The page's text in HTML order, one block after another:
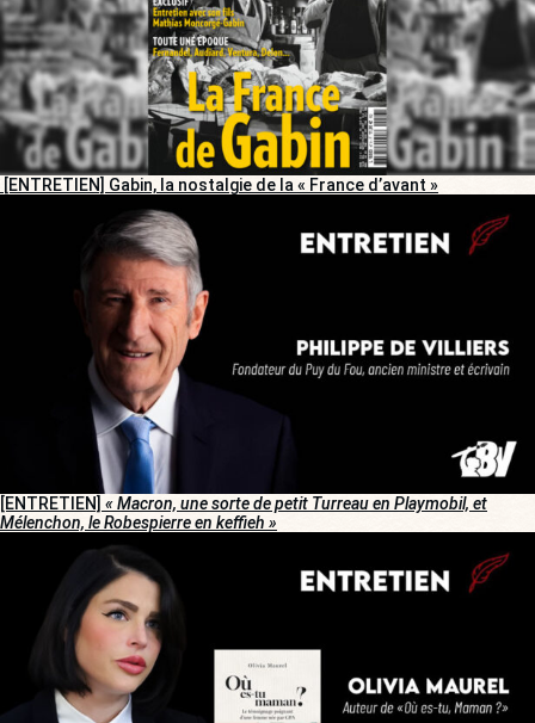
[ENTRETIEN] Gabin, la nostalgie de la « France d’avant »
[ENTRETIEN] « Macron, une sorte de petit Turreau en Playmobil, et
Mélenchon, le Robespierre en keffieh »